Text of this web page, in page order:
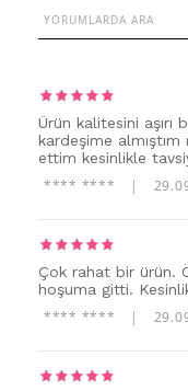
Ürün kalitesini aşırı
kardeşime
ettim kesinlikle
**** **** |
Çok rahat bir ürün.
hoşuma gitti.
**** **** |